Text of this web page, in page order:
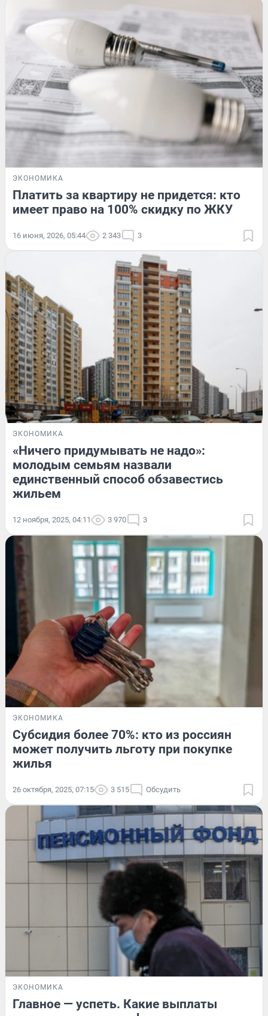
ЭКОНОМИКА
Платить за квартиру не придется: кто
имеет право на 100% скидку по ЖКУ
16 июня, 2026, 05:44 2 343 3
ЭКОНОМИКА
«Ничего придумывать не надо»:
молодым семьям назвали
единственный способ обзавестись
жильем
12 ноября, 2025, 04:11 3 970 3
ЭКОНОМИКА
Субсидия более 70%: кто из россиян
может получить льготу при покупке
жилья
26 октября, 2025, 07:15 3 515 Обсудить
ЭКОНОМИКА
Главное — успеть. Какие выплаты